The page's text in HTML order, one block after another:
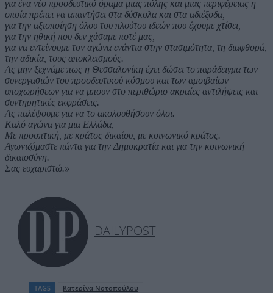
για ένα νέο προοδευτικό όραμα μιας πόλης και μιας περιφέρειας η
οποία πρέπει να απαντήσει στα δύσκολα και στα αδιέξοδα,
για την αξιοποίηση όλου του πλούτου ιδεών που έχουμε χτίσει,
για την ηθική που δεν χάσαμε ποτέ μας,
για να εντείνουμε τον αγώνα ενάντια στην στασιμότητα, τη διαφθορά,
την αδικία, τους αποκλεισμούς.
Ας μην ξεχνάμε πως η Θεσσαλονίκη έχει δώσει το παράδειγμα των
συνεργασιών του προοδευτικού κόσμου και των αμοιβαίων
υποχωρήσεων για να μπουν στο περιθώριο ακραίες αντιλήψεις και
συντηρητικές εκφράσεις.
Ας παλέψουμε για να το ακολουθήσουν όλοι.
Καλό αγώνα για μια Ελλάδα,
Με προοπτική, με κράτος δικαίου, με κοινωνικό κράτος.
Αγωνιζόμαστε πάντα για την Δημοκρατία και για την κοινωνική
δικαιοσύνη.
Σας ευχαριστώ.»
DAILYPOST
TAGS Κατερίνα Νοτοπούλου